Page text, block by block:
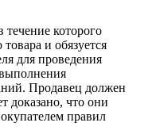
которого
товара и обязуется
для проведения
Продавец должен
доказано, что они
правил